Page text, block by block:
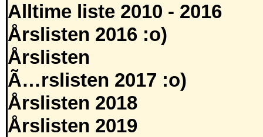
Alltime liste 2010 - 2016
Årslisten 2016 :o)
Årslisten
Ã…rslisten 2017 :o)
Årslisten 2018
Årslisten 2019